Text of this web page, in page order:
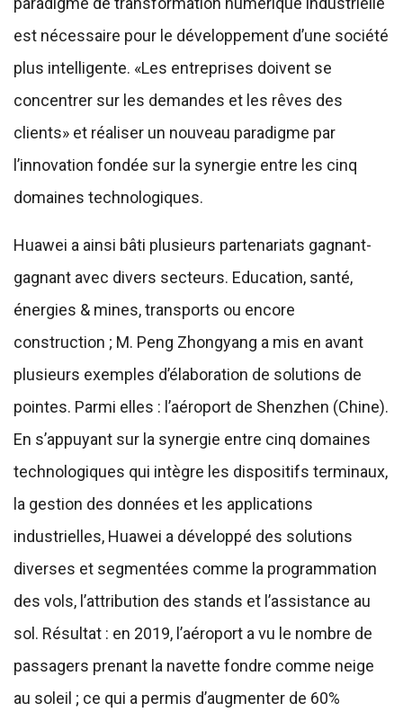
est nécessaire pour le développement d’une société
plus intelligente. «Les entreprises doivent se
concentrer sur les demandes et les rêves des
clients» et réaliser un nouveau paradigme par
l’innovation fondée sur la synergie entre les cinq
domaines technologiques.
Huawei a ainsi bâti plusieurs partenariats gagnant-
gagnant avec divers secteurs. Education, santé,
énergies & mines, transports ou encore
construction ; M. Peng Zhongyang a mis en avant
plusieurs exemples d’élaboration de solutions de
pointes. Parmi elles : l’aéroport de Shenzhen (Chine).
En s’appuyant sur la synergie entre cinq domaines
technologiques qui intègre les dispositifs terminaux,
la gestion des données et les applications
industrielles, Huawei a développé des solutions
diverses et segmentées comme la programmation
des vols, l’attribution des stands et l’assistance au
sol. Résultat : en 2019, l’aéroport a vu le nombre de
passagers prenant la navette fondre comme neige
au soleil ; ce qui a permis d’augmenter de 60%